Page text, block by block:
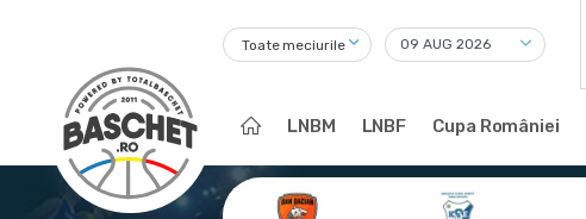
Toate meciurile
LNBM LNBF Cupa României